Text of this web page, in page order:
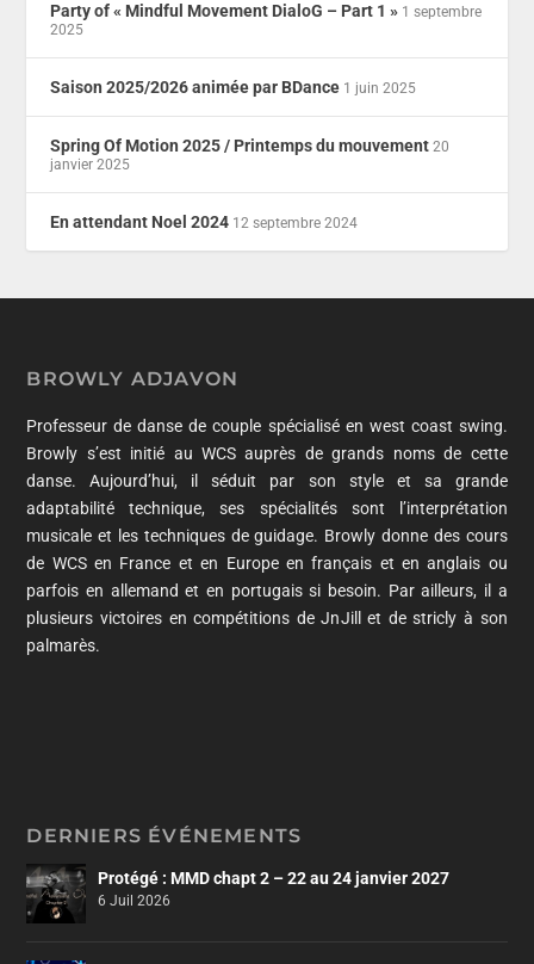
Party of « Mindful Movement DialoG – Part 1 » 1 septembre
2025
Saison 2025/2026 animée par BDance 1 juin 2025
Spring Of Motion 2025 / Printemps du mouvement 20
janvier 2025
En attendant Noel 2024 12 septembre 2024
BROWLY ADJAVON
Professeur de danse de couple spécialisé en west coast swing.
Browly s’est initié au WCS auprès de grands noms de cette
danse. Aujourd’hui, il séduit par son style et sa grande
adaptabilité technique, ses spécialités sont l’interprétation
musicale et les techniques de guidage. Browly donne des cours
de WCS en France et en Europe en français et en anglais ou
parfois en allemand et en portugais si besoin. Par ailleurs, il a
plusieurs victoires en compétitions de JnJill et de stricly à son
palmarès.
DERNIERS ÉVÉNEMENTS
Protégé : MMD chapt 2 – 22 au 24 janvier 2027
6 Juil 2026